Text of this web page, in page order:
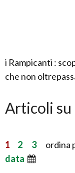
i Rampicanti :
che non
Articoli su
1 2 3ordina
data